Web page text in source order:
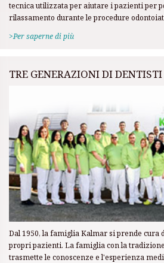
tecnica utilizzata per aiutare i pazienti per
rilassamento durante le procedure
>Per saperne di più
TRE GENERAZIONI DI DENTISTI
Dal 1950, la famiglia Kalmar si prende cura
propri pazienti. La famiglia con la
trasmette le conoscenze e l'esperienza